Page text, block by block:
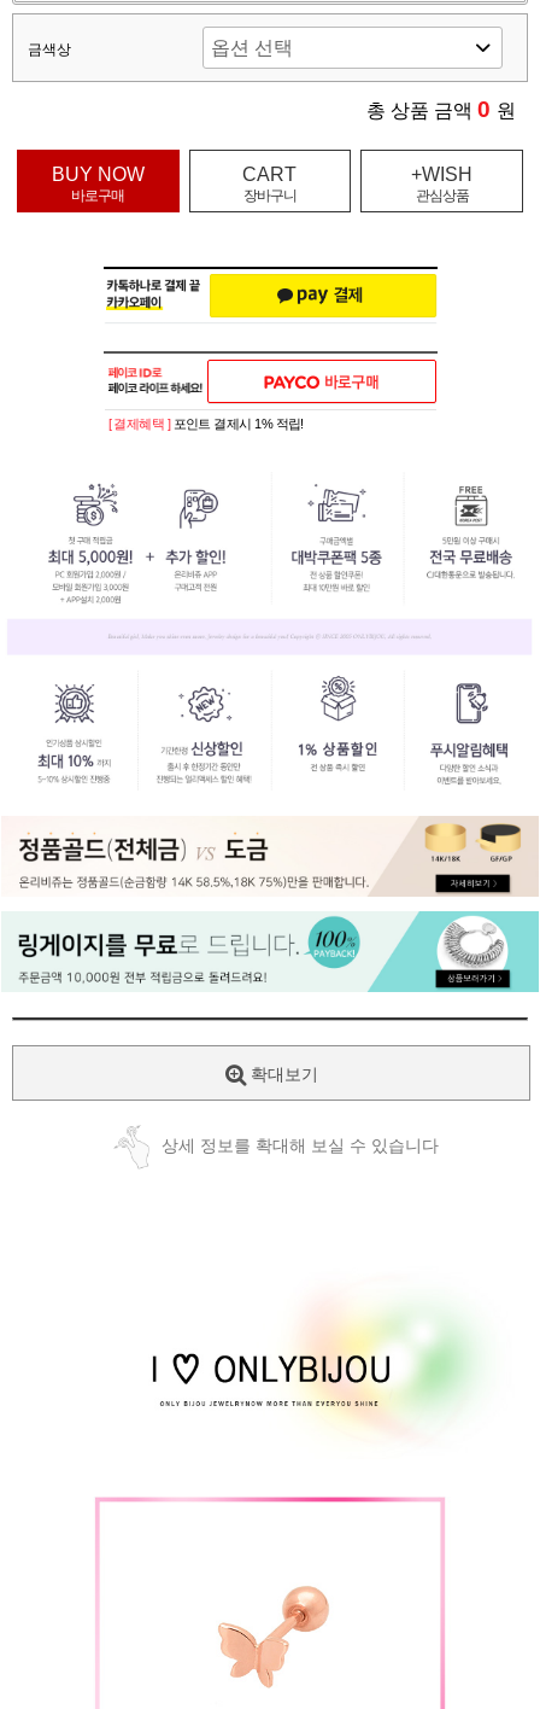
금색상
총 상품 금액 0 원
BUY NOW
바로구매
CART
장바구니
+WISH
관심상품
페이코 ID로
PAYCO 바로
[ 결제혜택 ] 포인트 결제시 1% 적립!
확대보기
상세 정보를 확대해 보실 수 있습니다